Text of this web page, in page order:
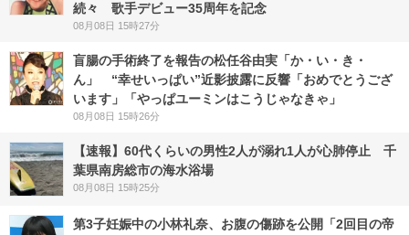
続々 歌手デビュー35周年を記念
08月08日 15時27分
盲腸の手術終了を報告の松任谷由実「か・い・き・
ん」 “幸せいっぱい”近影披露に反響「おめでとうござ
います」「やっぱユーミンはこうじゃなきゃ」
08月08日 15時26分
【速報】60代くらいの男性2人が溺れ1人が心肺停止 千
葉県南房総市の海水浴場
08月08日 15時25分
第3子妊娠中の小林礼奈、お腹の傷跡を公開「2回目の帝